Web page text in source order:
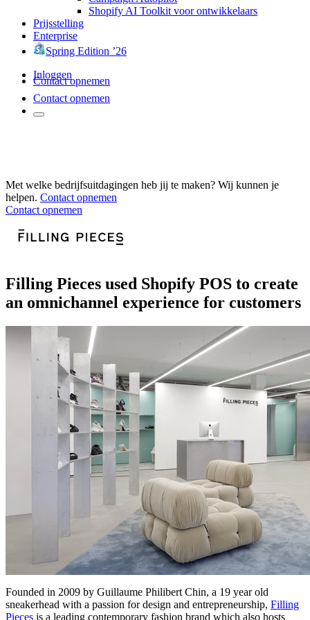
Shopify AI Toolkit voor ontwikkelaars
Prijsstelling
Enterprise
Spring Edition ’26
Inloggen
Contact opnemen
Contact opnemen
Met welke bedrijfsuitdagingen heb jij te maken? Wij kunnen je
helpen. Contact opnemen
Contact opnemen
Filling Pieces used Shopify POS to create
an omnichannel experience for customers
Founded in 2009 by Guillaume Philibert Chin, a 19 year old
sneakerhead with a passion for design and entrepreneurship, Filling
Pieces is a leading contemporary fashion brand which also hosts